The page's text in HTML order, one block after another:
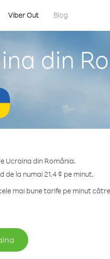
Viber Out Blog
din
Ucraina din România.
de la numai 21.4 ¢ pe minut.
mai bune tarife pe minut